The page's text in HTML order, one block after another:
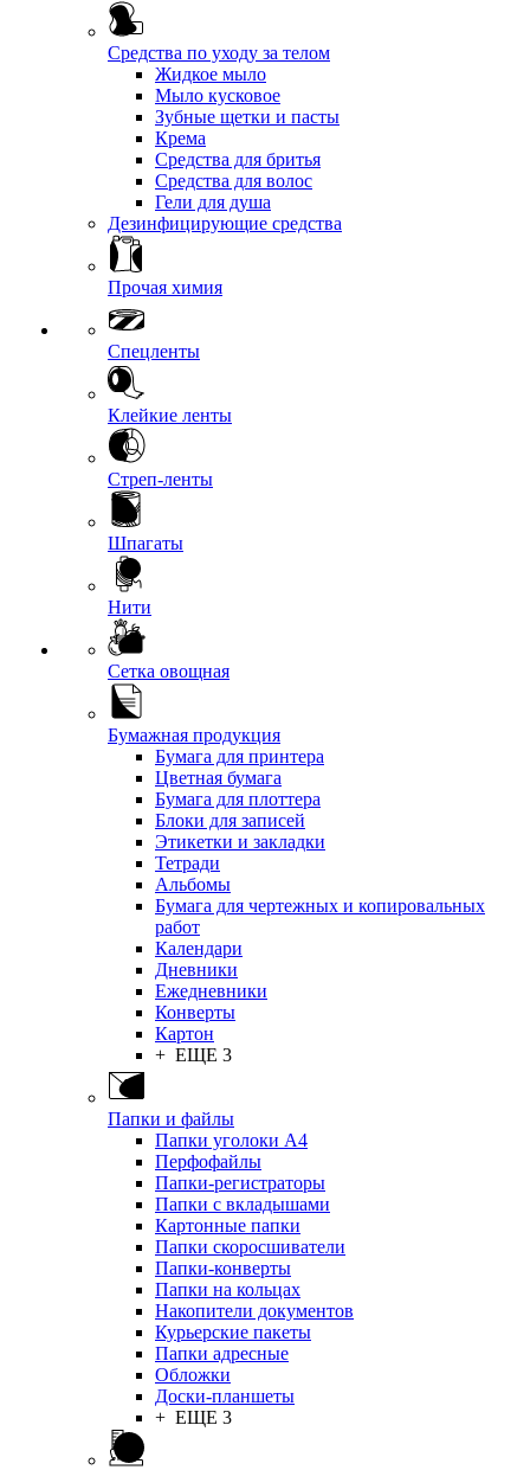
Средства по уходу за телом
Жидкое мыло
Мыло кусковое
Зубные щетки и пасты
Крема
Средства для бритья
Средства для волос
Гели для душа
Дезинфицирующие средства
Прочая химия
Спецленты
Клейкие ленты
Стреп-ленты
Шпагаты
Нити
Сетка овощная
Бумажная продукция
Бумага для принтера
Цветная бумага
Бумага для плоттера
Блоки для записей
Этикетки и закладки
Тетради
Альбомы
Бумага для чертежных и копировальных
работ
Календари
Дневники
Ежедневники
Конверты
Картон
+ ЕЩЕ 3
Папки и файлы
Папки уголоки А4
Перфофайлы
Папки-регистраторы
Папки с вкладышами
Картонные папки
Папки скоросшиватели
Папки-конверты
Папки на кольцах
Накопители документов
Курьерские пакеты
Папки адресные
Обложки
Доски-планшеты
+ ЕЩЕ 3